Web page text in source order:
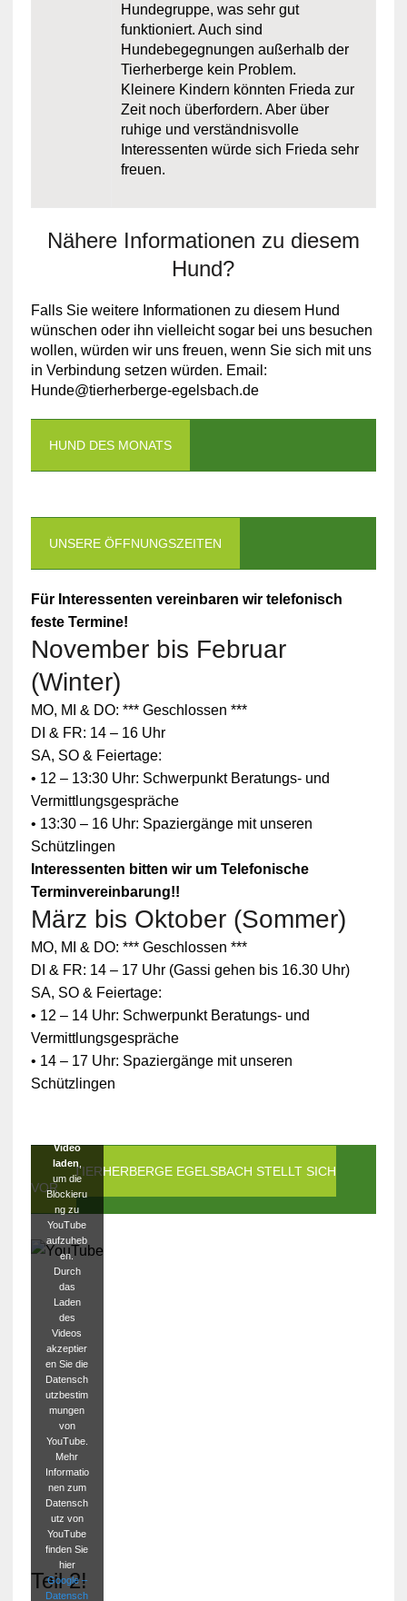
Hundegruppe, was sehr gut
funktioniert. Auch sind
Hundebegegnungen außerhalb der
Tierherberge kein Problem.
Kleinere Kindern könnten Frieda zur
Zeit noch überfordern. Aber über
ruhige und verständnisvolle
Interessenten würde sich Frieda sehr
freuen.
Nähere Informationen zu diesem
Hund?
Falls Sie weitere Informationen zu diesem Hund
wünschen oder ihn vielleicht sogar bei uns besuchen
wollen, würden wir uns freuen, wenn Sie sich mit uns
in Verbindung setzen würden. Email:
Hunde@tierherberge-egelsbach.de
HUND DES MONATS
UNSERE ÖFFNUNGSZEITEN
Für Interessenten vereinbaren wir telefonisch
feste Termine!
November bis Februar
(Winter)
MO, MI & DO: *** Geschlossen ***
DI & FR: 14 – 16 Uhr
SA, SO & Feiertage:
• 12 – 13:30 Uhr: Schwerpunkt Beratungs- und
Vermittlungsgespräche
• 13:30 – 16 Uhr: Spaziergänge mit unseren
Schützlingen
Interessenten bitten wir um Telefonische
Terminvereinbarung!!
März bis Oktober (Sommer)
MO, MI & DO: *** Geschlossen ***
DI & FR: 14 – 17 Uhr (Gassi gehen bis 16.30 Uhr)
SA, SO & Feiertage:
• 12 – 14 Uhr: Schwerpunkt Beratungs- und
Vermittlungsgespräche
• 14 – 17 Uhr: Spaziergänge mit unseren
Schützlingen
DIE TIERHERBERGE EGELSBACH STELLT SICH
VOR
Zum
Schutz
persönlic
hen
Daten ist
die
Verbindun
g zu
YouTube
blockiert
Video
laden
um die
Blockieru
ng zu
YouTube
aufzuheb
en.
Durch
das
Laden
des
Videos
akzeptier
en Sie die
Datensch
utzbestim
mungen
von
YouTube.
Mehr
Informatio
nen zum
Datensch
utz von
YouTube
finden Sie
hier
Google –
Datensch
Teil 2!